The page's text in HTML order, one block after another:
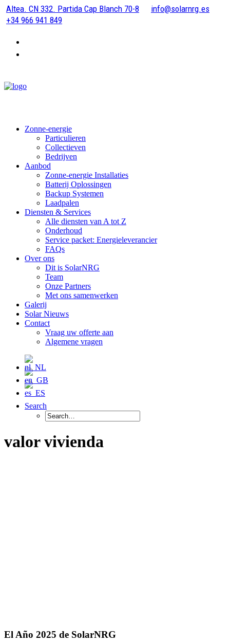
Altea. CN 332. Partida Cap Blanch 70-8
info@solarnrg.es
+34 966 941 849
Zonne-energie
Particulieren
Collectieven
Bedrijven
Aanbod
Zonne-energie Installaties
Batterij Oplossingen
Backup Systemen
Laadpalen
Diensten & Services
Alle diensten van A tot Z
Onderhoud
Service packet: Energieleverancier
FAQs
Over ons
Dit is SolarNRG
Team
Onze Partners
Met ons samenwerken
Galerij
Solar Nieuws
Contact
Vraag uw offerte aan
Algemene vragen
Search
valor vivienda
El Año 2025 de SolarNRG